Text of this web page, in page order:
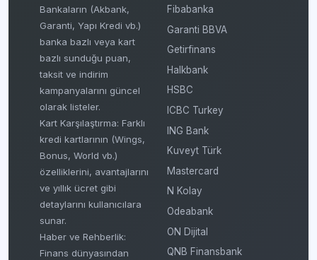
Bankaların (Akbank,
Garanti, Yapı Kredi vb.)
banka bazlı veya kart
bazlı sunduğu puan,
taksit ve indirim
kampanyalarını güncel
olarak listeler.
Kart Karşılaştırma: Farklı
kredi kartlarının (Wings,
Bonus, World vb.)
özelliklerini, avantajlarını
ve yıllık ücret gibi
detaylarını kullanıcılara
sunar.
Haber ve Rehberlik:
Finans dünyasından
Fibabanka
Garanti BBVA
Getirfinans
Halkbank
HSBC
ICBC Turkey
ING Bank
Kuveyt Türk
Mastercard
N Kolay
Odeabank
ON Dijital
QNB Finansbank